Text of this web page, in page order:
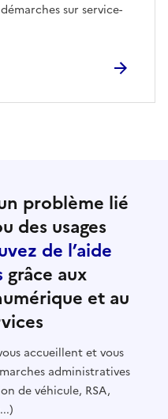
sur service-
problème lié
des usages
de l’aide
grâce aux
et au
accueillent et vous
administratives
de véhicule, RSA,